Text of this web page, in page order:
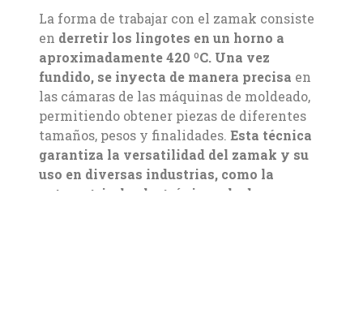
La forma de trabajar con el zamak consiste
en derretir los lingotes en un horno a
aproximadamente 420 ºC. Una vez
fundido, se inyecta de manera precisa en
las cámaras de las máquinas de moldeado,
permitiendo obtener piezas de diferentes
tamaños, pesos y finalidades. Esta técnica
garantiza la versatilidad del zamak y su
uso en diversas industrias, como la
automotriz, la electrónica y la de